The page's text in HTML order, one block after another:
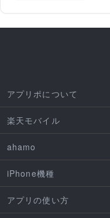
アプリポについて
楽天モバイル
ahamo
iPhone機種
アプリの使い方